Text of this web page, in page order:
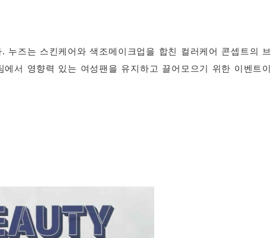
즈는 스킨케어와 색조메이크업을 합친 컬러케어 콘셉트의 브
서 영향력 있는 여성팬을 유지하고 끌어모으기 위한 이벤트이